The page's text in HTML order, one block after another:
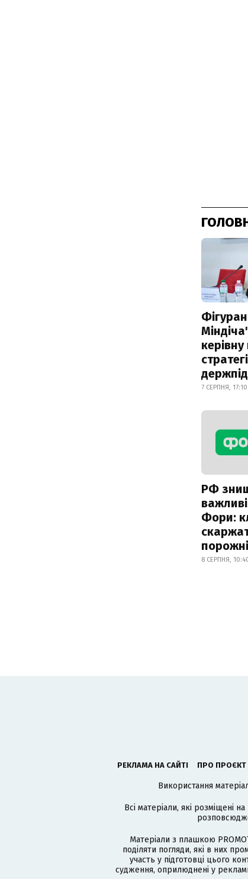
7 СЕРПНЯ, 17:10
РФ
Фори:
8 СЕРПНЯ,
РЕКЛАМА НА САЙТІ ПРО ПРОЄКТ
Використання
Всі матеріали, які розміщені
Матеріали з плашкою
поділяти погляди, які в них
участь у підготовці цього
судження, оприлюднені у